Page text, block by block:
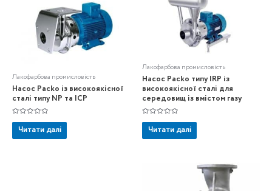
Лакофарбова промисловість
Насос Packo із високоякісної
сталі типу NP та ICP
з
Читати далі
Лакофарбова промисловість
Насос Packo типу IRP із
високоякісної сталі для
середовищ із вмістом газу
з
Читати далі